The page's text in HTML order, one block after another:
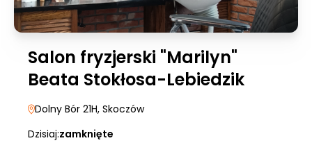
Salon fryzjerski "Marilyn"
Beata Stokłosa-Lebiedzik
Dolny Bór 21H, Skoczów
Dzisiaj:zamknięte